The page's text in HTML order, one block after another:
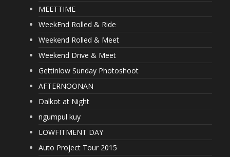
MEETTIME
WeekEnd Rolled & Ride
Weekend Rolled & Meet
Weekend Drive & Meet
Gettinlow Sunday Photoshoot
AFTERNOONAN
Dalkot at Night
ngumpul kuy
LOWFITMENT DAY
Auto Project Tour 2015